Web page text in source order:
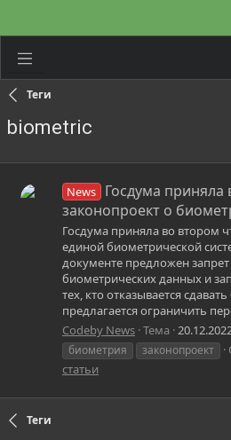
Теги
biometric
News
Госдума приняла
законопроект о
Госдума приняла во втором
единой биометрической
документе предложен
биометрических данных и
тех, кто отказывается
предлагается ограничить
Codeby News Тема
биометрия
законопроект
статьи
Теги